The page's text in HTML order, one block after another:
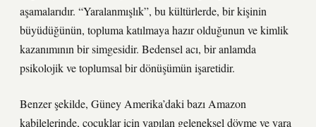
aşamalarıdır. “Yaralanmışlık”, bu kültürlerde, bir kişinin
büyüdüğünün, topluma katılmaya hazır olduğunun ve kimlik
kazanımının bir simgesidir. Bedensel acı, bir anlamda
psikolojik ve toplumsal bir dönüşümün işaretidir.
Benzer şekilde, Güney Amerika’daki bazı Amazon
kabilelerinde, çocuklar için yapılan geleneksel dövme ve yara